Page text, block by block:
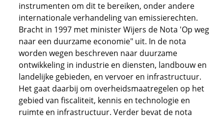
instrumenten om dit te bereiken, onder andere
internationale verhandeling van emissierechten.
Bracht in 1997 met minister Wijers de Nota 'Op weg
naar een duurzame economie" uit. In de nota
worden wegen beschreven naar duurzame
ontwikkeling in industrie en diensten, landbouw en
landelijke gebieden, en vervoer en infrastructuur.
Het gaat daarbij om overheidsmaatregelen op het
gebied van fiscaliteit, kennis en technologie en
ruimte en infrastructuur. Verder bevat de nota